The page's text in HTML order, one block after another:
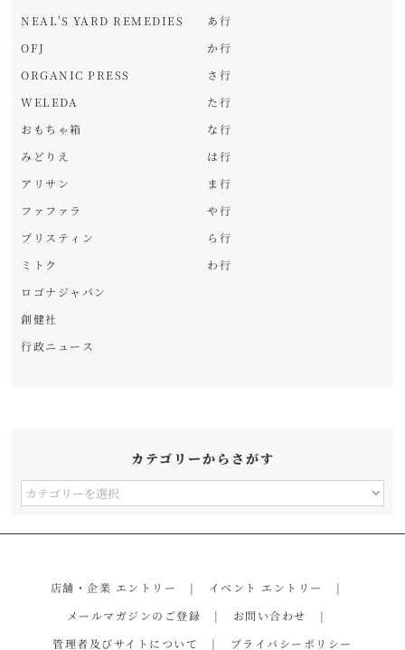
NEAL'S YARD REMEDIES
OFJ
ORGANIC PRESS
WELEDA
おもちゃ箱
みどりえ
アリサン
ファファラ
プリスティン
ミトク
ロゴナジャパン
創健社
行政ニュース
あ行
か行
さ行
た行
な行
は行
ま行
や行
ら行
わ行
カテゴリーからさがす
カ
店舗・企業 エントリー
イベント エントリー
メールマガジンのご登録
お問い合わせ
管理者及びサイトについて
プライバシーポリシー